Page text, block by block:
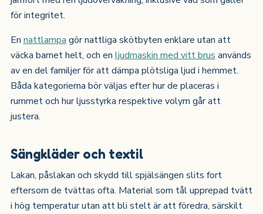
för integritet.
En nattlampa gör nattliga skötbyten enklare utan att
väcka barnet helt, och en ljudmaskin med vitt brus används
av en del familjer för att dämpa plötsliga ljud i hemmet.
Båda kategorierna bör väljas efter hur de placeras i
rummet och hur ljusstyrka respektive volym går att
justera.
Sängkläder och textil
Lakan, påslakan och skydd till spjälsängen slits fort
eftersom de tvättas ofta. Material som tål upprepad tvätt
i hög temperatur utan att bli stelt är att föredra, särskilt